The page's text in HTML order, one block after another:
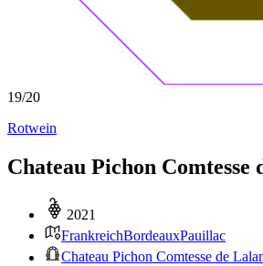
19/20
Rotwein
Chateau Pichon Comtesse
2021
FrankreichBordeauxPauillac
Chateau Pichon Comtesse de